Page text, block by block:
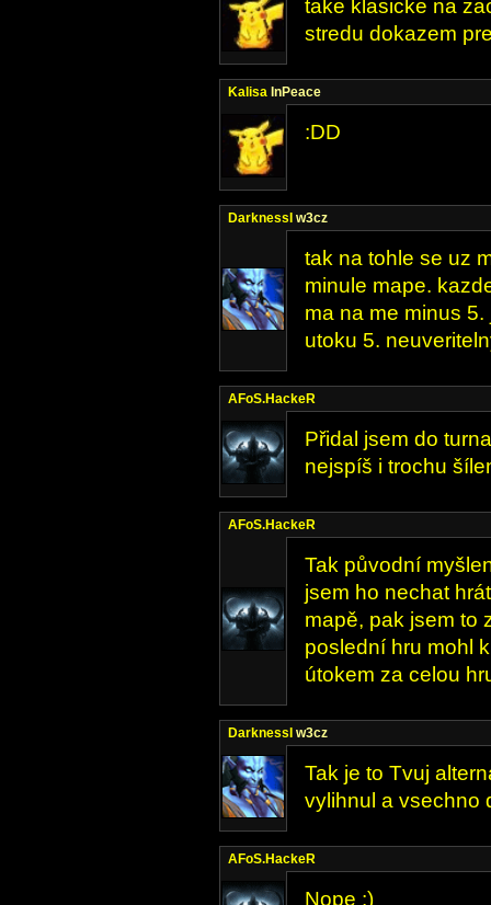
take klasicke na
stredu dokazem
Kalisa InPeace
:DD
DarknessI w3cz
tak na tohle se uz
minule mape.
ma na me minus
utoku 5.
AFoS.HackeR
Přidal jsem do
nejspíš i trochu
AFoS.HackeR
Tak původní
jsem ho nechat
mapě, pak jsem to
poslední hru mohl
útokem za celou
DarknessI w3cz
Tak je to Tvuj
vylihnul a vsechno
AFoS.HackeR
Nope :)